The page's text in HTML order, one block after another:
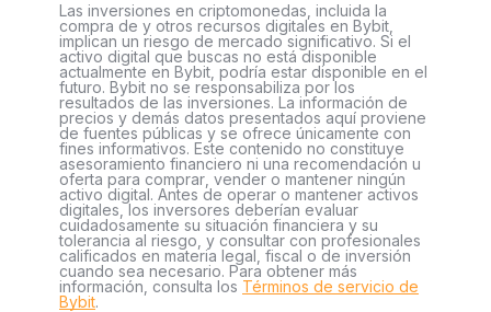
Las inversiones en criptomonedas, incluida la
compra de y otros recursos digitales en Bybit,
implican un riesgo de mercado significativo. Si el
activo digital que buscas no está disponible
actualmente en Bybit, podría estar disponible en el
futuro. Bybit no se responsabiliza por los
resultados de las inversiones. La información de
precios y demás datos presentados aquí proviene
de fuentes públicas y se ofrece únicamente con
fines informativos. Este contenido no constituye
asesoramiento financiero ni una recomendación u
oferta para comprar, vender o mantener ningún
activo digital. Antes de operar o mantener activos
digitales, los inversores deberían evaluar
cuidadosamente su situación financiera y su
tolerancia al riesgo, y consultar con profesionales
calificados en materia legal, fiscal o de inversión
cuando sea necesario. Para obtener más
información, consulta los Términos de servicio de
Bybit.